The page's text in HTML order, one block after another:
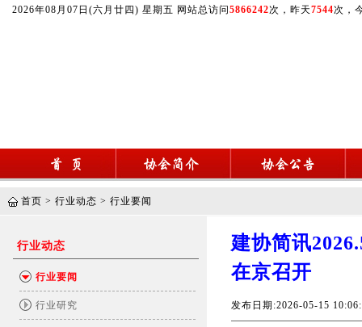
2026年08月07日(六月廿四) 星期五 网站总访问5866242次，昨天7544次，
首页 > 行业动态 > 行业要闻
行业动态
行业要闻
行业研究
建协简讯
在京召开
发布日期:2026-05-15